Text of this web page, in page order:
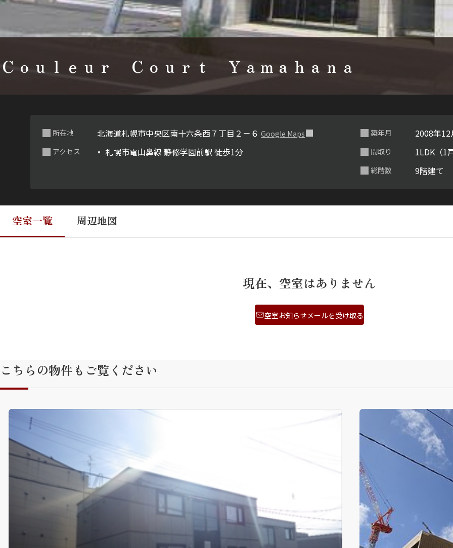
Ｃｏｕｌｅｕｒ Ｃｏｕｒｔ Ｙａｍａｈａｎａ
所在地 北海道札幌市中央区南十六条西７丁目２－６ Google Maps
アクセス
札幌市電山鼻線 静修学園前駅 徒歩1分
築年月 2008年12
間取り 1LDK（1
総階数 9階建て
空室一覧 周辺地図
現在、空室はありません
空室お知らせメールを受け取る
こちらの物件もご覧ください